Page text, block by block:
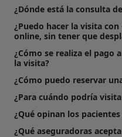
¿Dónde está la consulta
¿Puedo hacer la visita
online, sin tener que
¿Cómo se realiza el pago
la visita?
¿Cómo puedo reservar
¿Para cuándo podría
¿Qué opinan los
¿Qué aseguradoras